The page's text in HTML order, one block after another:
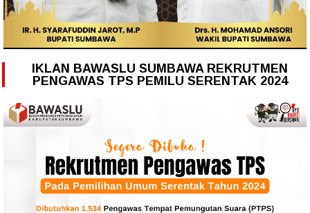
IKLAN BAWASLU SUMBAWA REKRUTMEN
PENGAWAS TPS PEMILU SERENTAK 2024